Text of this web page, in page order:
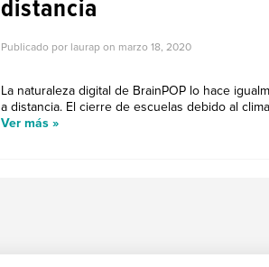
distancia
Publicado por laurap on marzo 18, 2020
La naturaleza digital de BrainPOP lo hace
a distancia. El cierre de escuelas debido al
Ver más »